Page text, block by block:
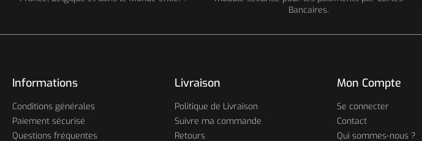
Bancaires.
Informations
Conditions générales
Paiement sécurisé
Questions fréquentes
Livraison
Politique de Livraison
Suivre ma commande
Retours
Mon Compte
Se connecter
Contact
Qui sommes-nous ?